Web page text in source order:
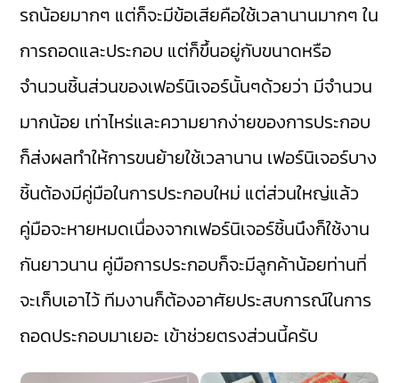
รถน้อยมากๆ แต่ก็จะมีข้อเสียคือใช้เวลานานมากๆ ใน
การถอดและประกอบ แต่ก็ขึ้นอยู่กับขนาดหรือ
จำนวนชิ้นส่วนของเฟอร์นิเจอร์นั้นๆด้วยว่า มีจำนวน
มากน้อย เท่าไหร่และความยากง่ายของการประกอบ
ก็ส่งผลทำให้การขนย้ายใช้เวลานาน เฟอร์นิเจอร์บาง
ชิ้นต้องมีคู่มือในการประกอบใหม่ แต่ส่วนใหญ่แล้ว
คู่มือจะหายหมดเนื่องจากเฟอร์นิเจอร์ชิ้นนึงก็ใช้งาน
กันยาวนาน คู่มือการประกอบก็จะมีลูกค้าน้อยท่านที่
จะเก็บเอาไว้ ทีมงานก็ต้องอาศัยประสบการณ์ในการ
ถอดประกอบมาเยอะ เข้าช่วยตรงส่วนนี้ครับ